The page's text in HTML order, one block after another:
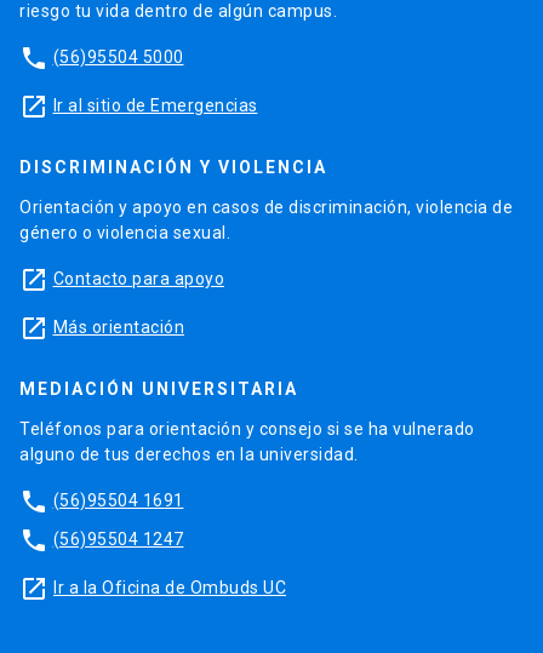
riesgo tu vida dentro de algún campus.
phone (56)95504 5000
launch Ir al sitio de Emergencias
DISCRIMINACIÓN Y VIOLENCIA
Orientación y apoyo en casos de discriminación, violencia de
género o violencia sexual.
launch Contacto para apoyo
launch Más orientación
MEDIACIÓN UNIVERSITARIA
Teléfonos para orientación y consejo si se ha vulnerado
alguno de tus derechos en la universidad.
phone (56)95504 1691
phone (56)95504 1247
launch Ir a la Oficina de Ombuds UC